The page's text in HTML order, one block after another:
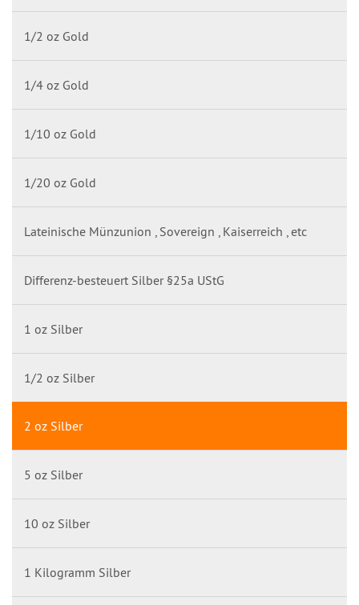
1/2 oz Gold
1/4 oz Gold
1/10 oz Gold
1/20 oz Gold
Lateinische Münzunion , Sovereign , Kaiserreich , etc
Differenz-besteuert Silber §25a UStG
1 oz Silber
1/2 oz Silber
2 oz Silber
5 oz Silber
10 oz Silber
1 Kilogramm Silber